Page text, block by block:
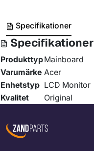
Specifikationer
Specifikationer
ProdukttypMainboard
Varumärke Acer
Enhetstyp LCD Monitor
Kvalitet
Original